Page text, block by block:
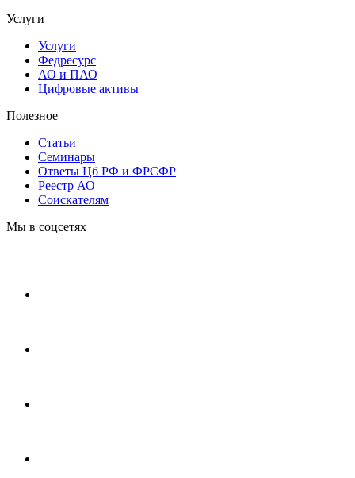
Услуги
Услуги
Федресурс
АО и ПАО
Цифровые активы
Полезное
Статьи
Cеминары
Ответы Цб РФ и ФРСФР
Реестр АО
Соискателям
Мы в соцсетях